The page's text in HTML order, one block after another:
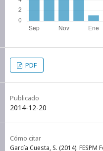
PDF
Publicado
2014-12-20
Cómo citar
García Cuesta, S. (2014).